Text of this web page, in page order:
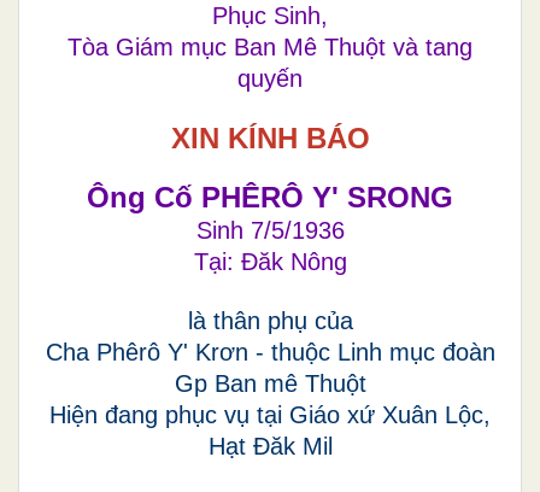
Phục Sinh,
Tòa Giám mục Ban Mê Thuột và tang
quyến
XIN KÍNH BÁO
Ông Cố PHÊRÔ Y' SRONG
Sinh 7/5/1936
Tại: Đăk Nông
là thân phụ của
Cha Phêrô Y' Krơn - thuộc Linh mục đoàn
Gp Ban mê Thuột
Hiện đang phục vụ tại Giáo xứ Xuân Lộc,
Hạt Đăk Mil